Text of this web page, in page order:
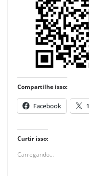
Compartilhe isso:
Facebook
Curtir isso:
Carregando...